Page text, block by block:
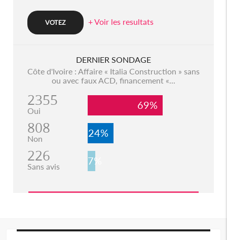
+ Voir les resultats
DERNIER SONDAGE
Côte d'Ivoire : Affaire « Italia Construction » sans
ou avec faux ACD, financement «...
2355
Oui 69%
808
Non 24%
226
Sans avis 7%